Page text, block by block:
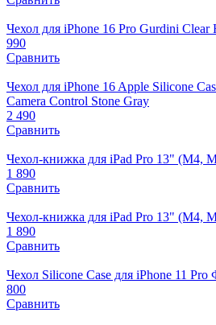
Чехол для iPhone 16 Pro Gurdini
990
Сравнить
Чехол для iPhone 16 Apple Silicone
Camera Control Stone Gray
2 490
Сравнить
Чехол-книжка для iPad Pro 13" (M4,
1 890
Сравнить
Чехол-книжка для iPad Pro 13" (M4,
1 890
Сравнить
Чехол Silicone Case для iPhone 11
800
Сравнить